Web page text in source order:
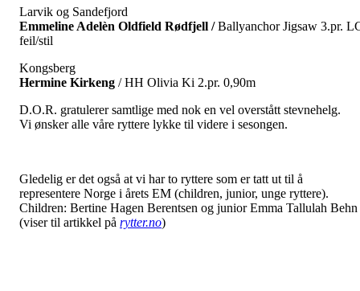
Larvik og Sandefjord
Emmeline Adelèn Oldfield Rødfjell /Ballyanchor Jigsaw 3.pr.
feil/stil
Kongsberg
Hermine Kirkeng / HH Olivia Ki 2.pr. 0,90m
D.O.R. gratulerer samtlige med nok en vel overstått stevnehelg.
Vi ønsker alle våre ryttere lykke til videre i sesongen.
Gledelig er det også at vi har to ryttere som er tatt ut til å
representere Norge i årets EM (children, junior, unge ryttere).
Children: Bertine Hagen Berentsen og junior Emma Tallulah Behn
(viser til artikkel på rytter.no)